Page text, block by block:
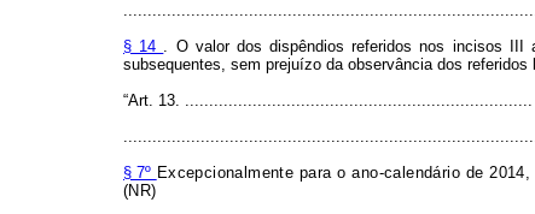
§ 14 . O valor dos dispêndios referidos nos incisos
subsequentes, sem prejuízo da observância dos
“Art. 13. ........................................................................
§ 7º Excepcionalmente para o ano-calendário de
(NR)